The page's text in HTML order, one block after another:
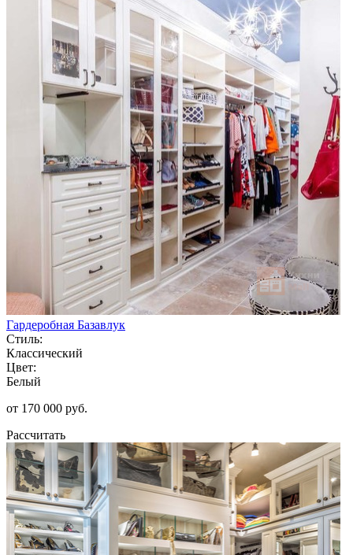
Гардеробная Базавлук
Стиль:
Классический
Цвет:
Белый
от 170 000 руб.
Рассчитать